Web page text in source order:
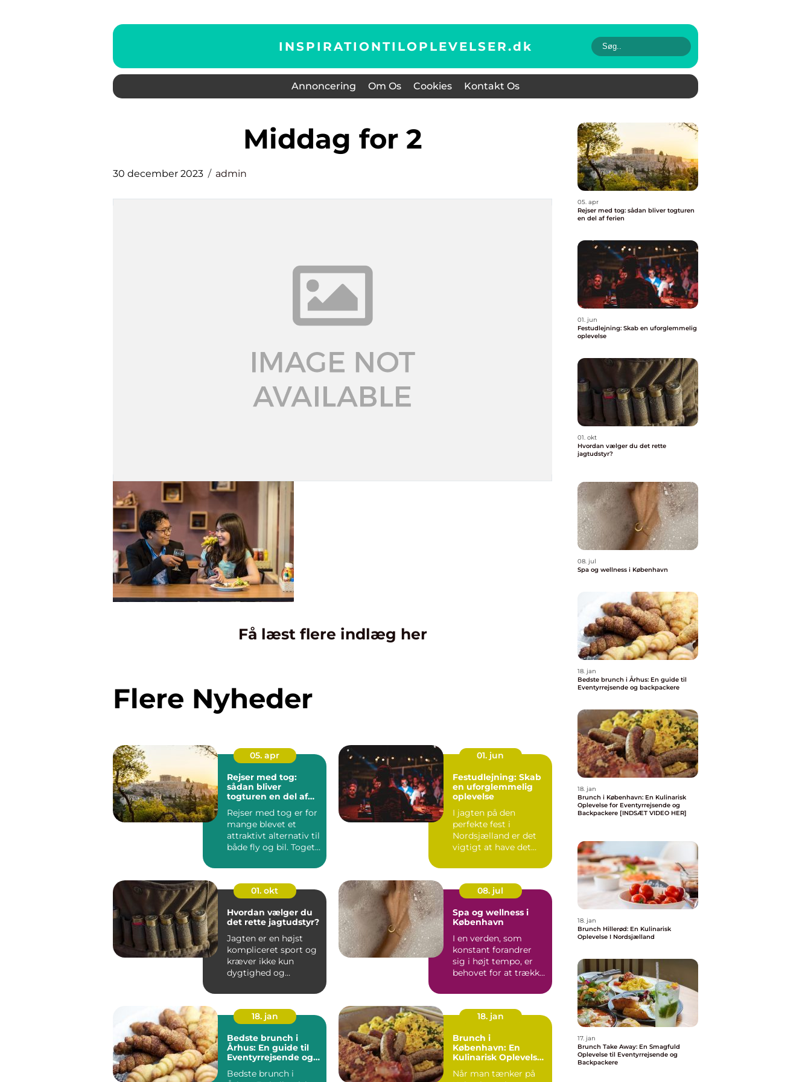
INSPIRATIONTILOPLEVELSER.dk
Annoncering Om Os Cookies Kontakt Os
middag for 2
30 december 2023 admin
Få læst flere indlæg her
Flere Nyheder
05. apr
Rejser med tog:
sådan bliver
togturen en del af
Rejser med tog er for
mange blevet et
attraktivt alternativ til
både fly og bil. Toget
01. jun
Festudlejning: Skab
en uforglemmelig
oplevelse
I jagten på den
perfekte fest i
Nordsjælland er det
vigtigt at have det
01. okt
Hvordan vælger du
det rette jagtudstyr?
Jagten er en højst
kompliceret sport og
kræver ikke kun
dygtighed og
08. jul
Spa og wellness i
København
I en verden, som
konstant forandrer
sig i højt tempo, er
behovet for at trække
18. jan
Bedste brunch i
Århus: En guide til
Eventyrrejsende og
Bedste brunch i
18. jan
Brunch i
København: En
Kulinarisk Oplevelse
og Backpackere
Når man tænker på
05. apr
Rejser med tog: sådan bliver togturen
en del af ferien
01. jun
Festudlejning: Skab en uforglemmelig
oplevelse
01. okt
Hvordan vælger du det rette
jagtudstyr?
08. jul
Spa og wellness i København
18. jan
Bedste brunch i Århus: En guide til
Eventyrrejsende og backpackere
18. jan
Brunch i København: En Kulinarisk
Oplevelse for Eventyrrejsende og
Backpackere [INDSÆT VIDEO HER]
18. jan
Brunch Hillerød: En Kulinarisk
Oplevelse I Nordsjælland
17. jan
Brunch Take Away: En Smagfuld
Oplevelse til Eventyrrejsende og
Backpackere